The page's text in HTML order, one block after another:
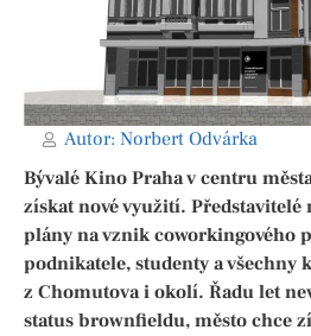
Autor: Norbert Odvárka
Bývalé Kino Praha v centru
získat nové využití.
plány na vznik coworkingového
podnikatele, studenty a
z Chomutova i okolí. Řadu let
status brownfieldu, město chce